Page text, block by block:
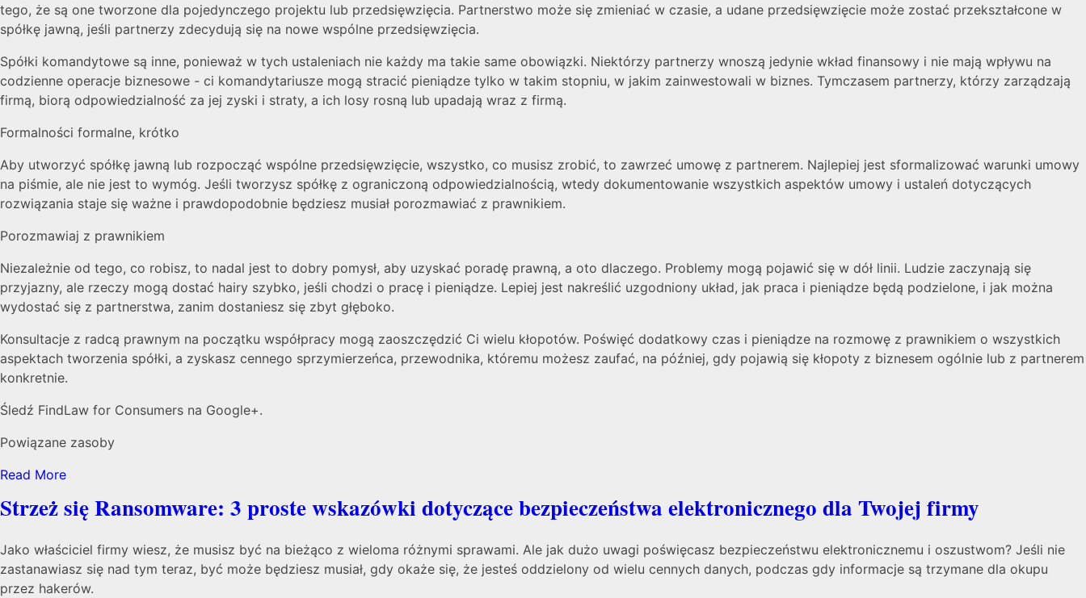
tego, że są one tworzone dla pojedynczego projektu lub przedsięwzięcia. Partnerstwo może się zmieniać w czasie, a udane przedsięwzięcie może zostać przekształcone w
spółkę jawną, jeśli partnerzy zdecydują się na nowe wspólne przedsięwzięcia.
Spółki komandytowe są inne, ponieważ w tych ustaleniach nie każdy ma takie same obowiązki. Niektórzy partnerzy wnoszą jedynie wkład finansowy i nie mają wpływu na
codzienne operacje biznesowe - ci komandytariusze mogą stracić pieniądze tylko w takim stopniu, w jakim zainwestowali w biznes. Tymczasem partnerzy, którzy zarządzają
firmą, biorą odpowiedzialność za jej zyski i straty, a ich losy rosną lub upadają wraz z firmą.
Formalności formalne, krótko
Aby utworzyć spółkę jawną lub rozpocząć wspólne przedsięwzięcie, wszystko, co musisz zrobić, to zawrzeć umowę z partnerem. Najlepiej jest sformalizować warunki umowy
na piśmie, ale nie jest to wymóg. Jeśli tworzysz spółkę z ograniczoną odpowiedzialnością, wtedy dokumentowanie wszystkich aspektów umowy i ustaleń dotyczących
rozwiązania staje się ważne i prawdopodobnie będziesz musiał porozmawiać z prawnikiem.
Porozmawiaj z prawnikiem
Niezależnie od tego, co robisz, to nadal jest to dobry pomysł, aby uzyskać poradę prawną, a oto dlaczego. Problemy mogą pojawić się w dół linii. Ludzie zaczynają się
przyjazny, ale rzeczy mogą dostać hairy szybko, jeśli chodzi o pracę i pieniądze. Lepiej jest nakreślić uzgodniony układ, jak praca i pieniądze będą podzielone, i jak można
wydostać się z partnerstwa, zanim dostaniesz się zbyt głęboko.
Konsultacje z radcą prawnym na początku współpracy mogą zaoszczędzić Ci wielu kłopotów. Poświęć dodatkowy czas i pieniądze na rozmowę z prawnikiem o wszystkich
aspektach tworzenia spółki, a zyskasz cennego sprzymierzeńca, przewodnika, któremu możesz zaufać, na później, gdy pojawią się kłopoty z biznesem ogólnie lub z partnerem
konkretnie.
Śledź FindLaw for Consumers na Google+.
Powiązane zasoby
Read More
Strzeż się Ransomware: 3 proste wskazówki dotyczące bezpieczeństwa elektronicznego dla Twojej firmy
Jako właściciel firmy wiesz, że musisz być na bieżąco z wieloma różnymi sprawami. Ale jak dużo uwagi poświęcasz bezpieczeństwu elektronicznemu i oszustwom? Jeśli nie
zastanawiasz się nad tym teraz, być może będziesz musiał, gdy okaże się, że jesteś oddzielony od wielu cennych danych, podczas gdy informacje są trzymane dla okupu
przez hakerów.